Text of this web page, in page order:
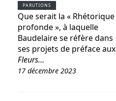
PARUTIONS
Que serait la « Rhétorique
profonde », à laquelle
Baudelaire se réfère dans
ses projets de préface aux
Fleurs…
17 décembre 2023